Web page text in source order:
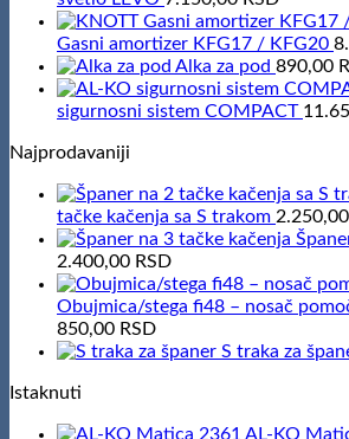
Gasni amortizer KFG17 / KFG20
Alka za pod 890,00
sigurnosni sistem COMPACT
Najprodavaniji
tačke kačenja sa S trakom 2.250,00
2.400,00 RSD
Obujmica/stega fi48 – nosač
850,00 RSD
S traka za
Istaknuti
AL-KO